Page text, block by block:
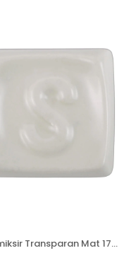
Seramiksir Transparan Mat 175 Gr SP 1371